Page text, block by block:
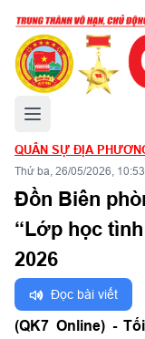
Mở menu chính
QUÂN SỰ ĐỊA
Thứ ba, 26/05/2026,
Đồn Biên
“Lớp học
2026
Đọc bài viết
(QK7 Online) -